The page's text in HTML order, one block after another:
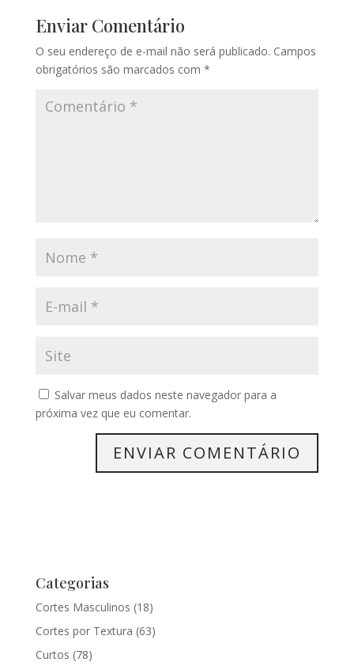
Enviar Comentário
O seu endereço de e-mail não será publicado. Campos
obrigatórios são marcados com *
Salvar meus dados neste navegador para a
próxima vez que eu comentar.
Categorias
Cortes Masculinos (18)
Cortes por Textura (63)
Curtos (78)